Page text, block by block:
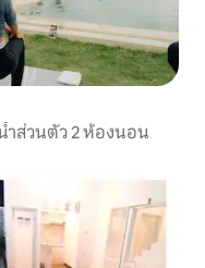
ำส่วนตัว 2 ห้องนอน